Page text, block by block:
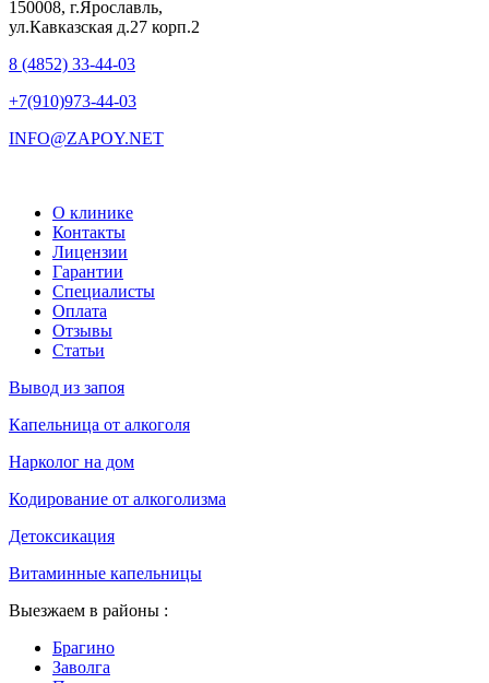
150008, г.Ярославль,
ул.Кавказская д.27 корп.2
8 (4852) 33-44-03
+7(910)973-44-03
INFO@ZAPOY.NET
О клинике
Контакты
Лицензии
Гарантии
Специалисты
Оплата
Отзывы
Статьи
Вывод из запоя
Капельница от алкоголя
Нарколог на дом
Кодирование от алкоголизма
Детоксикация
Витаминные капельницы
Выезжаем в районы :
Брагино
Заволга